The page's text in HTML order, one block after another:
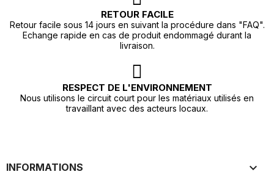
RETOUR FACILE
Retour facile sous 14 jours en suivant la procédure dans "FAQ".
Echange rapide en cas de produit endommagé durant la
livraison.
RESPECT DE L'ENVIRONNEMENT
Nous utilisons le circuit court pour les matériaux utilisés en
travaillant avec des acteurs locaux.
INFORMATIONS 